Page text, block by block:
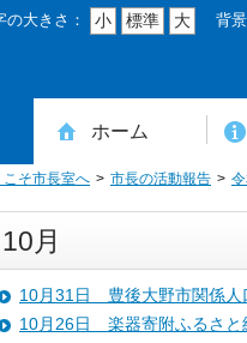
の大きさ： 小 標準 大 背
ホーム
住民登録・戸籍・印鑑
税・年金・国民健康保険
教育・文化・スポーツ・
健康・医療・介護・福祉
消防・防災・安全・環境
商工・労働・消費者行政
入札・契約・工事・委託
農業・林業・農業委員会
道路・都市計画・地籍・
議会・選管・監査
まちづくり・財政・管財
本庁舎案内図
庁舎案内
行政組織
人口・世帯数・高齢者人
豊後大野市の概要
豊後大野市の歴史
合併経過
市章・市民憲章・市花・
豊後大野市友好交流協定
豊後大野市のすがた
豊後大野市の観光
豊後大野市の各種計画
ようこそ市長室へ
名誉市民
豊後大野市ふるさと大使
こそ市長室へ 市長の活動報告
10月
10月31日 豊後大野市関係人
10月26日 楽器寄附ふるさと